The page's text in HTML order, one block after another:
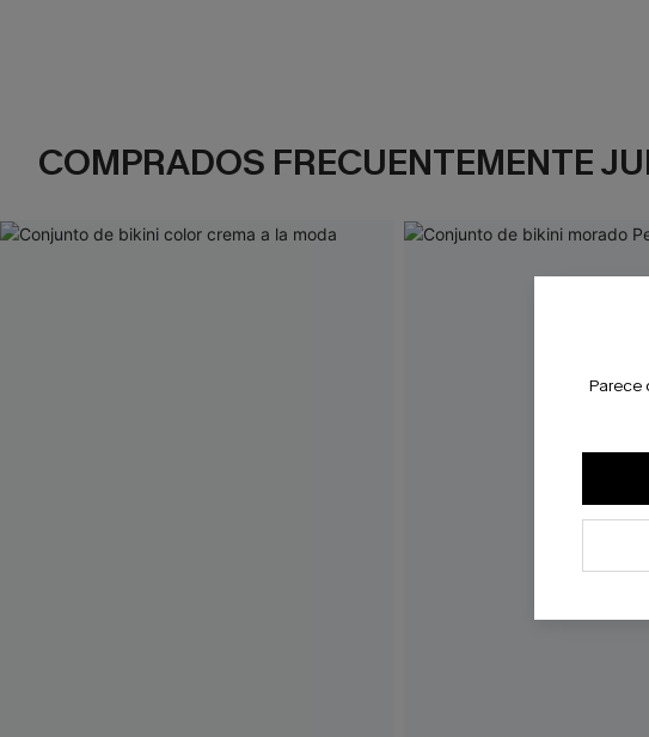
COMPRADOS FRECUENTEMENTE
Parece